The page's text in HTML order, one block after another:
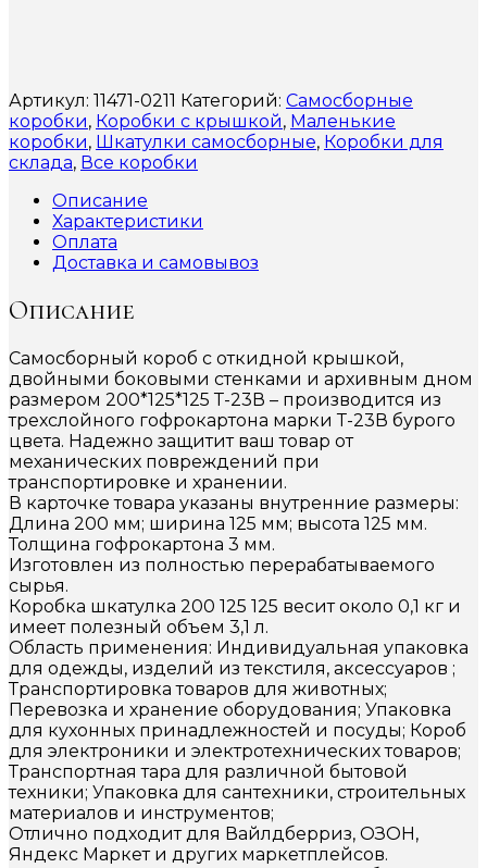
Артикул: 11471-0211 Категорий: Самосборные
коробки, Коробки с крышкой, Маленькие
коробки, Шкатулки самосборные, Коробки для
склада, Все коробки
Описание
Характеристики
Оплата
Доставка и самовывоз
Описание
Самосборный короб с откидной крышкой,
двойными боковыми стенками и архивным дном
размером 200*125*125 Т-23В – производится из
трехслойного гофрокартона марки Т-23В бурого
цвета. Надежно защитит ваш товар от
механических повреждений при
транспортировке и хранении.
В карточке товара указаны внутренние размеры:
Длина 200 мм; ширина 125 мм; высота 125 мм.
Толщина гофрокартона 3 мм.
Изготовлен из полностью перерабатываемого
сырья.
Коробка шкатулка 200 125 125 весит около 0,1 кг и
имеет полезный объем 3,1 л.
Область применения: Индивидуальная упаковка
для одежды, изделий из текстиля, аксессуаров ;
Транспортировка товаров для животных;
Перевозка и хранение оборудования; Упаковка
для кухонных принадлежностей и посуды; Короб
для электроники и электротехнических товаров;
Транспортная тара для различной бытовой
техники; Упаковка для сантехники, строительных
материалов и инструментов;
Отлично подходит для Вайлдберриз, ОЗОН,
Яндекс Маркет и других маркетплейсов.